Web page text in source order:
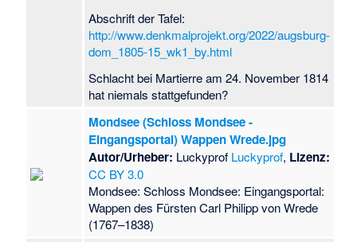
Abschrift der Tafel:
http://www.denkmalprojekt.org/2022/augsburg-
dom_1805-15_wk1_by.html
Schlacht bei Martierre am 24. November 1814
hat niemals stattgefunden?
Mondsee (Schloss Mondsee -
Eingangsportal) Wappen Wrede.jpg
Autor/Urheber: Luckyprof Luckyprof, Lizenz:
CC BY 3.0
Mondsee: Schloss Mondsee: Eingangsportal:
Wappen des Fürsten Carl Philipp von Wrede
(1767–1838)